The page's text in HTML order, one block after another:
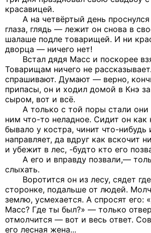
красавицей.
А на четвёртый день проснулся
глаза, глядь — лежит он снова в
шалаше подле товарищей. И ни
дворца — ничего нет!
Встал дядя Масс и поскорее
Товарищам ничего не
спрашивают. Думают — верно,
припасы, он и ходил домой в Кнэ
сыром, вот и всё.
А только с той поры стали они
ним что-то неладное. Сидит он как
бывало у костра, чинит что-нибудь
направляет, да вдруг как вскочит
и убежит в лес, -будто кто его
А его и вправду позвали,—
слыхать.
Воротится он из лесу, сядет
сторонке, подальше от людей.
землю, усмехается. А спросят его:
Масс? Где ты был?» — только
отмолчится — вот и весь ответ.
его лесная жена...